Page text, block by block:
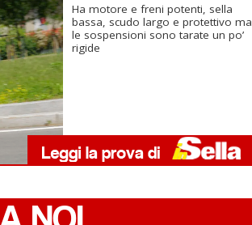
Ha motore e freni potenti, sella
bassa, scudo largo e protettivo ma
le sospensioni sono tarate un po’
rigide